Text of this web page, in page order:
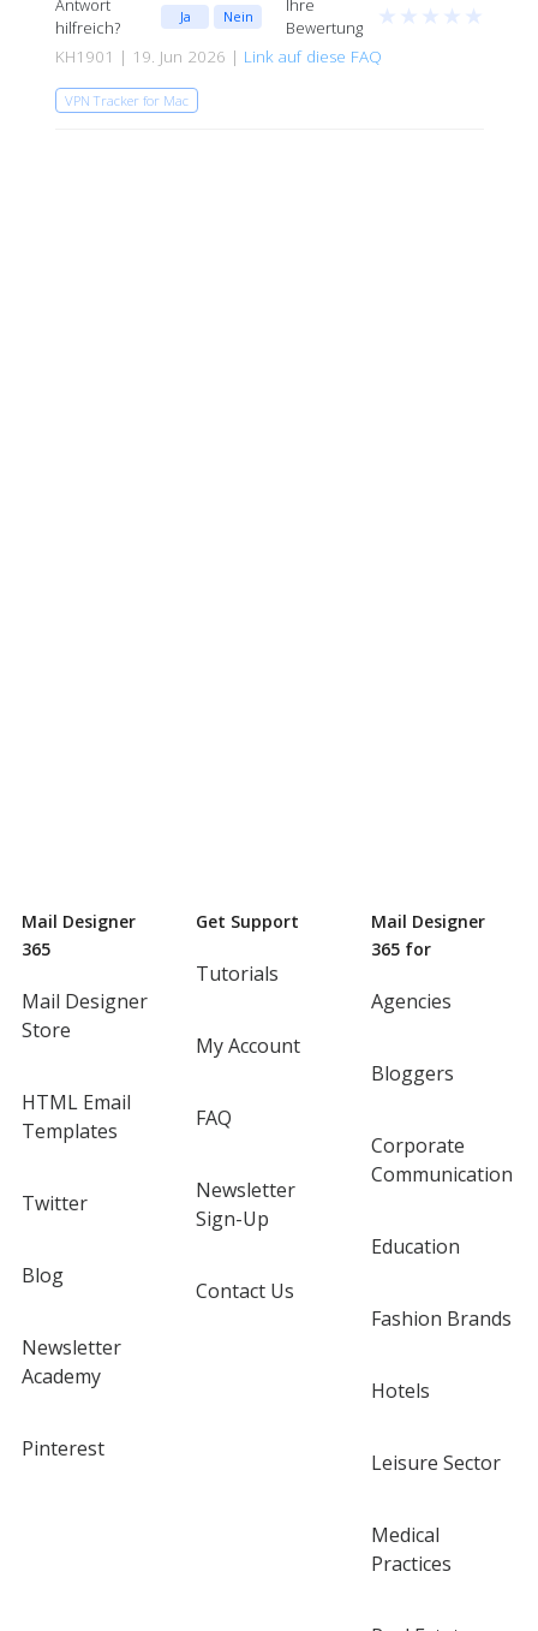
Antwort
hilfreich?
Ja Nein
Ihre
Bewertung
★ ★ ★ ★ ★
KH1901 | 19. Jun 2026 | Link auf diese FAQ
VPN Tracker for Mac
Mail Designer
365
Mail Designer
Store
HTML Email
Templates
Twitter
Blog
Newsletter
Academy
Pinterest
Get Support
Tutorials
My Account
FAQ
Newsletter
Sign-Up
Contact Us
Mail Designer
365 for
Agencies
Bloggers
Corporate
Communication
Education
Fashion Brands
Hotels
Leisure Sector
Medical
Practices